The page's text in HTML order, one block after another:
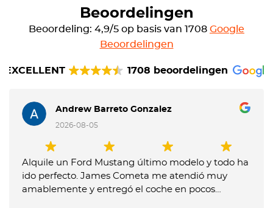
Beoordelingen
Beoordeling: 4,9/5 op basis van 1708 Google
Beoordelingen
EXCELLENT 1708 beoordelingen
Andrew Barreto Gonzalez
2026-08-05
Alquile un Ford Mustang último modelo y todo ha
ido perfecto. James Cometa me atendió muy
amablemente y entregó el coche en pocos